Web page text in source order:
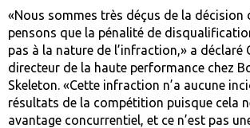
«Nous sommes très déçus de la décision
pensons que la pénalité de
pas à la nature de l’infraction,» a déclaré
directeur de la haute performance chez
Skeleton. «Cette infraction n’a aucune
résultats de la compétition puisque cela
avantage concurrentiel, et ce n’est pas